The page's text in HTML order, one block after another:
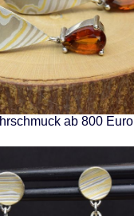
ab 800 Euro